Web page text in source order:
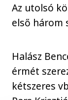
Az utolsó
első három
Halász
érmét
kétszeres